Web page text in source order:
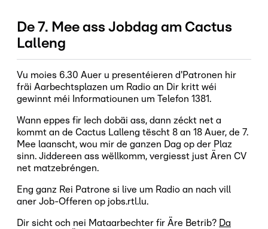
De 7. Mee ass Jobdag am Cactus
Lalleng
Vu moies 6.30 Auer u presentéieren d'Patronen hir
fräi Aarbechtsplazen um Radio an Dir kritt wéi
gewinnt méi Informatiounen um Telefon 1381.
Wann eppes fir Iech dobäi ass, dann zéckt net a
kommt an de Cactus Lalleng tëscht 8 an 18 Auer, de 7.
Mee laanscht, wou mir de ganzen Dag op der Plaz
sinn. Jiddereen ass wëllkomm, vergiesst just Ären CV
net matzebréngen.
Eng ganz Rei Patrone si live um Radio an nach vill
aner Job-Offeren op jobs.rtl.lu.
Dir sicht och nei Mataarbechter fir Äre Betrib? Da